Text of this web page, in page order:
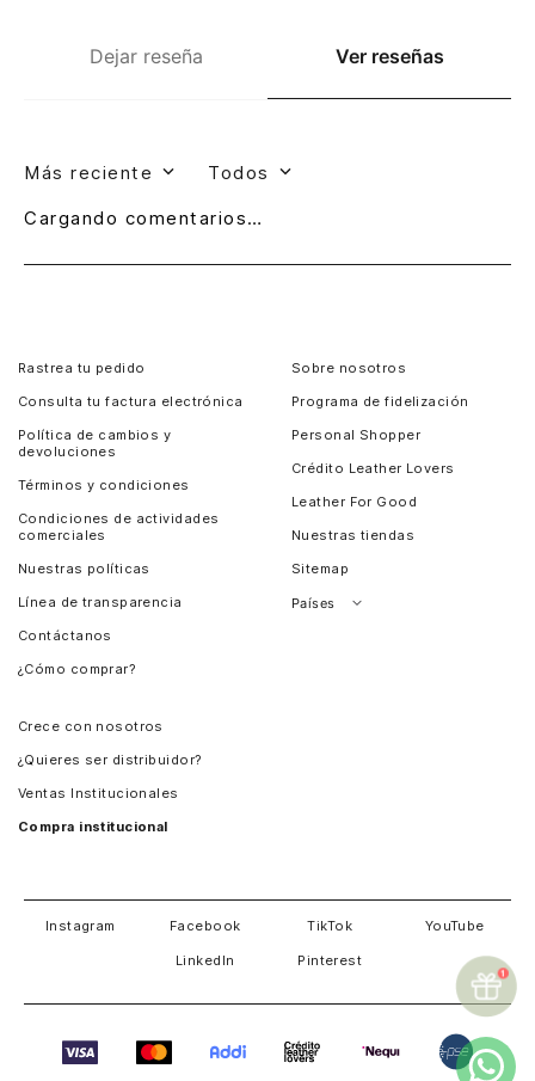
Dejar reseña Ver reseñas
Más reciente Todos
Cargando comentarios…
Rastrea tu pedido
Consulta tu factura electrónica
Política de cambios y
devoluciones
Términos y condiciones
Condiciones de actividades
comerciales
Nuestras políticas
Línea de transparencia
Contáctanos
¿Cómo comprar?
Sobre nosotros
Programa de fidelización
Personal Shopper
Crédito Leather Lovers
Leather For Good
Nuestras tiendas
Sitemap
Países
Crece con nosotros
¿Quieres ser distribuidor?
Ventas Institucionales
Compra institucional
Instagram Facebook TikTok YouTube
LinkedIn Pinterest